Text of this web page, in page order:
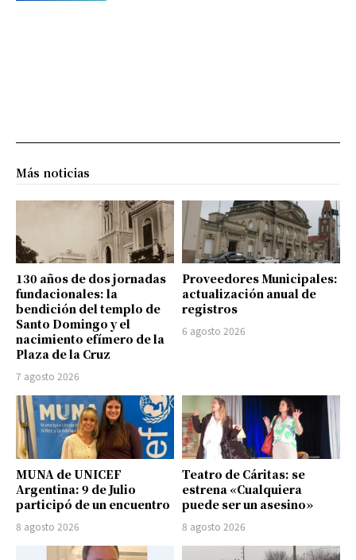
Más noticias
130 años de dos jornadas
fundacionales: la
bendición del templo de
Santo Domingo y el
nacimiento efímero de la
Plaza de la Cruz
7 agosto 2026
Proveedores Municipales:
actualización anual de
registros
6 agosto 2026
MUNA de UNICEF
Argentina: 9 de Julio
participó de un encuentro
8 agosto 2026
Teatro de Cáritas: se
estrena «Cualquiera
puede ser un asesino»
8 agosto 2026